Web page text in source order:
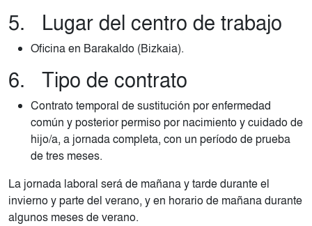
5. Lugar del centro de trabajo
Oficina en Barakaldo (Bizkaia).
6. Tipo de contrato
Contrato temporal de sustitución por enfermedad
común y posterior permiso por nacimiento y cuidado de
hijo/a, a jornada completa, con un período de prueba
de tres meses.
La jornada laboral será de mañana y tarde durante el
invierno y parte del verano, y en horario de mañana durante
algunos meses de verano.